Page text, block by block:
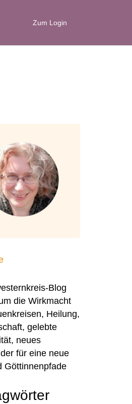
Zum Login
Blog
die Wirkmacht
Heilung,
gelebte
neues
für eine neue
Göttinnenpfade